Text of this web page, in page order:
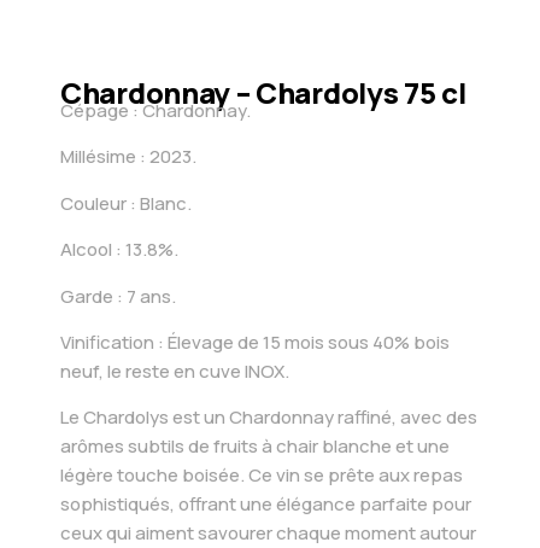
Chardonnay – Chardolys 75 cl
Cépage : Chardonnay.
Millésime : 2023.
Couleur : Blanc.
Alcool : 13.8%.
Garde : 7 ans.
Vinification : Élevage de 15 mois sous 40% bois
neuf, le reste en cuve INOX.
Le Chardolys est un Chardonnay raffiné, avec des
arômes subtils de fruits à chair blanche et une
légère touche boisée. Ce vin se prête aux repas
sophistiqués, offrant une élégance parfaite pour
ceux qui aiment savourer chaque moment autour